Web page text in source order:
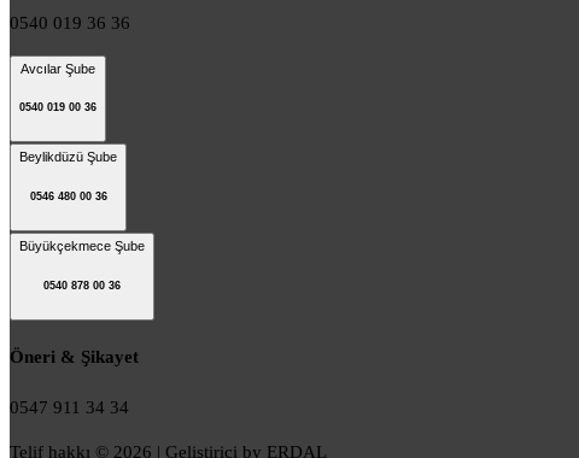
0540 019 36 36
Avcılar Şube
0540 019 00 36
Beylikdüzü Şube
0546 480 00 36
Büyükçekmece Şube
0540 878 00 36
Öneri & Şikayet
0547 911 34 34
Telif hakkı © 2026 | Geliştirici by ERDAL